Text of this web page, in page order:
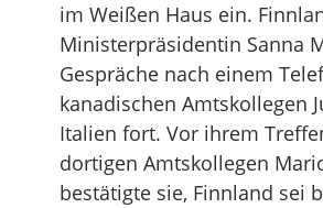
im Weißen Haus ein.
Ministerpräsidentin Sanna
Gespräche nach einem
kanadischen Amtskollegen
Italien fort. Vor ihrem
dortigen Amtskollegen
bestätigte sie, Finnland sei